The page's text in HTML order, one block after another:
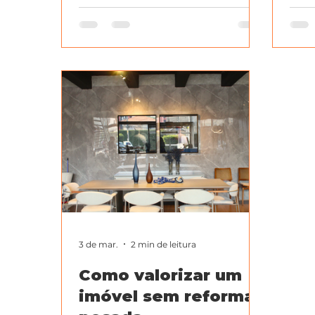
quais modelos escolher.
Como valorizar um
imóvel sem reforma
3 de mar. 2 min de leitura